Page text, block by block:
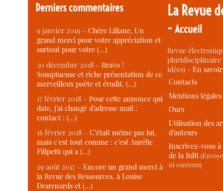
Derniers commentaires
9 janvier 2019 –Chère Liliane, Un
grand merci pour votre appréciation et
surtout pour votre (…)
30 décembre 2018 –Bravo !
Somptueuse et riche présentation de ce
merveilleux poète et érudit. (…)
17 février 2018 –Pour cette annonce qui
date, j’ai changé d’adresse mail :
contact : (…)
16 février 2018 –C’était même pas lui,
mais c’est tout comme : c’est Aurélie
Filipetti qui a (…)
29 août 2017 –Encore un grand merci à
la Revue des Ressources, à Louise
Desrenards et (…)
La Revue
-Accueil
Revue
idées) -En
Contacts
Mentions légales
Ours
Utilisation des
d’auteurs
Inscrivez-vous
de la RdR
ni contenu)